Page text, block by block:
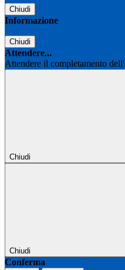
Chiudi
Informazione
Chiudi
Attendere...
Attendere il completamento
Chiudi
Chiudi
Conferma